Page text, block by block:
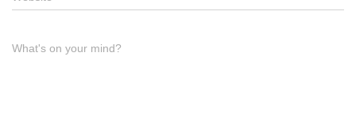
What's on your mind?